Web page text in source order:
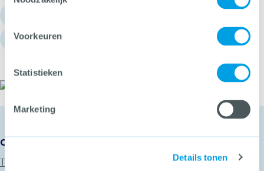
Voorkeuren
Statistieken
Marketing
Details tonen
Churchilllaan 11, 3527 GV Utrecht
Onze diensten
Thema’s